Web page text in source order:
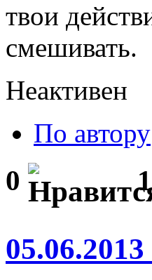
твои
смешивать.
Неактивен
По автору
0 1